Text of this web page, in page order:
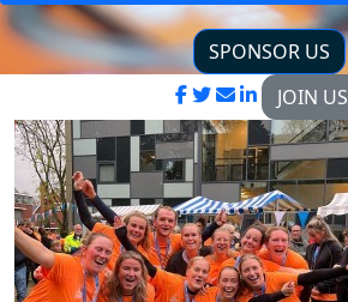
SPONSOR US
JOIN US